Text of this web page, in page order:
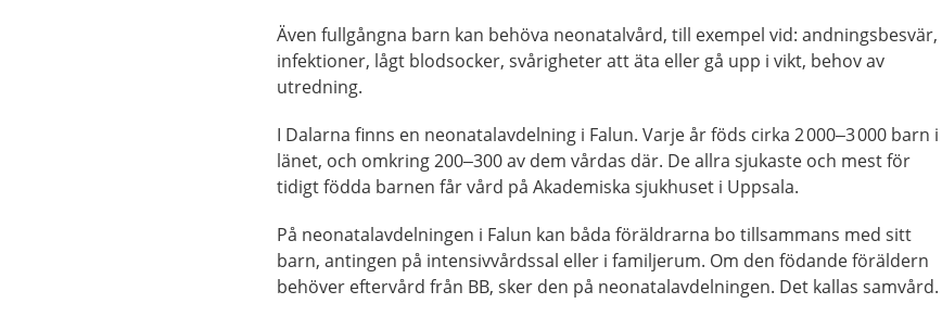
Även fullgångna barn kan behöva neonatalvård, till exempel vid: andningsbesvär,
infektioner, lågt blodsocker, svårigheter att äta eller gå upp i vikt, behov av
utredning.
I Dalarna finns en neonatalavdelning i Falun. Varje år föds cirka 2 000–3 000 barn i
länet, och omkring 200–300 av dem vårdas där. De allra sjukaste och mest för
tidigt födda barnen får vård på Akademiska sjukhuset i Uppsala.
På neonatalavdelningen i Falun kan båda föräldrarna bo tillsammans med sitt
barn, antingen på intensivvårdssal eller i familjerum. Om den födande föräldern
behöver eftervård från BB, sker den på neonatalavdelningen. Det kallas samvård.